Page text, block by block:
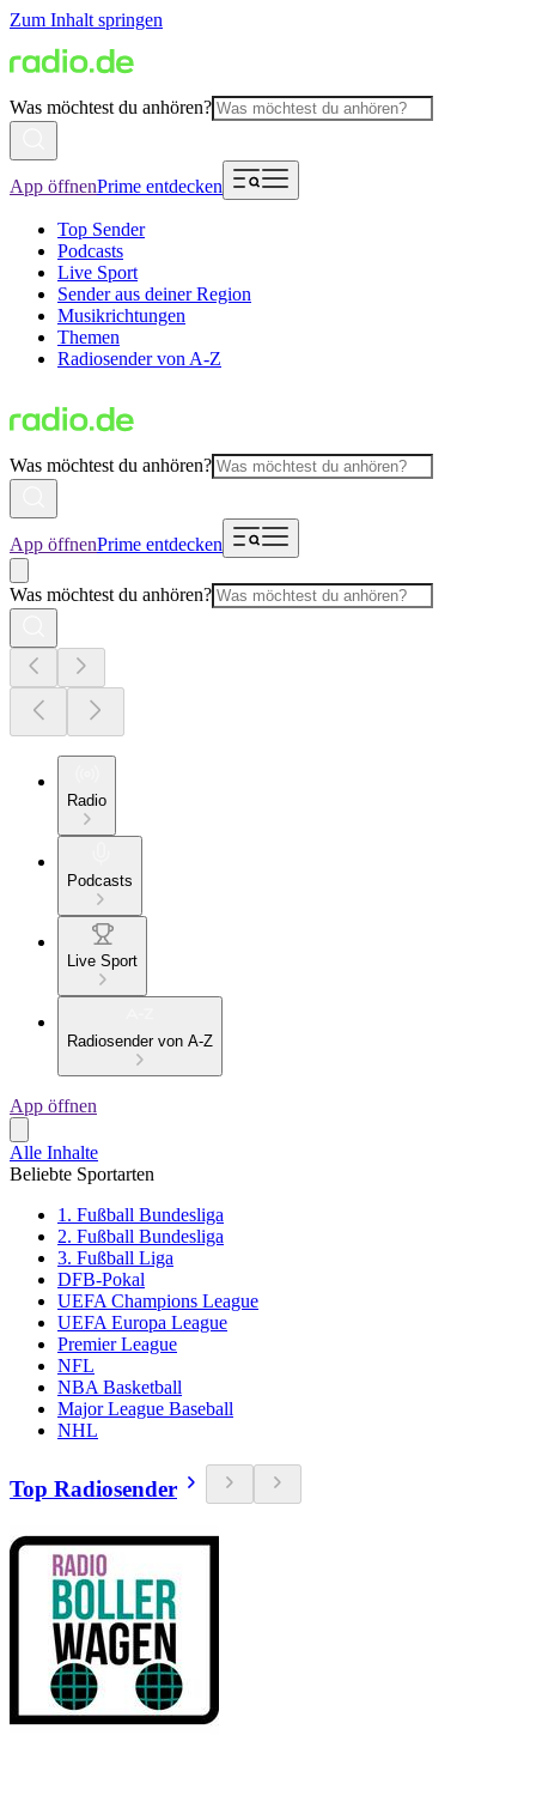
Zum Inhalt springen
Was möchtest du anhören?
App öffnenPrime entdecken
Top Sender
Podcasts
Live Sport
Sender aus deiner Region
Musikrichtungen
Themen
Radiosender von A-Z
Was möchtest du anhören?
App öffnenPrime entdecken
Was möchtest du anhören?
Radio
Podcasts
Live Sport
Radiosender von A-Z
App öffnen
Alle Inhalte
Beliebte Sportarten
1. Fußball Bundesliga
2. Fußball Bundesliga
3. Fußball Liga
DFB-Pokal
UEFA Champions League
UEFA Europa League
Premier League
NFL
NBA Basketball
Major League Baseball
NHL
Top Radiosender